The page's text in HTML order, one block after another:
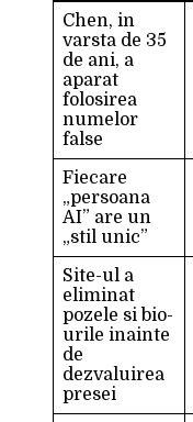
Chen, in
varsta de 35
de ani, a
aparat
folosirea
numelor
false
Fiecare
„persoana
AI” are un
„stil unic”
Site-ul a
eliminat
pozele si bio-
urile inainte
de
dezvaluirea
presei